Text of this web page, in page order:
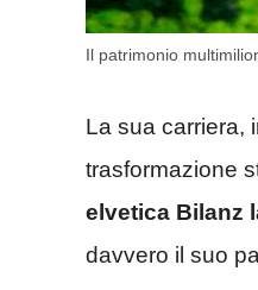
Il patrimonio
La sua carriera,
trasformazione
elvetica Bilanz
davvero il suo